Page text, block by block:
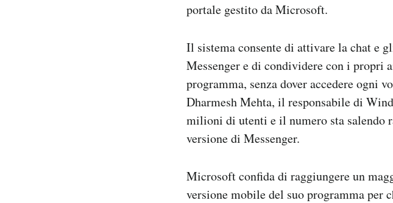
portale gestito da Microsoft.
Il sistema consente di attivare la chat e
Messenger e di condividere con i
programma, senza dover accedere ogni
Dharmesh Mehta, il responsabile di
milioni di utenti e il numero sta salendo
versione di Messenger.
Microsoft confida di raggiungere un
versione mobile del suo programma